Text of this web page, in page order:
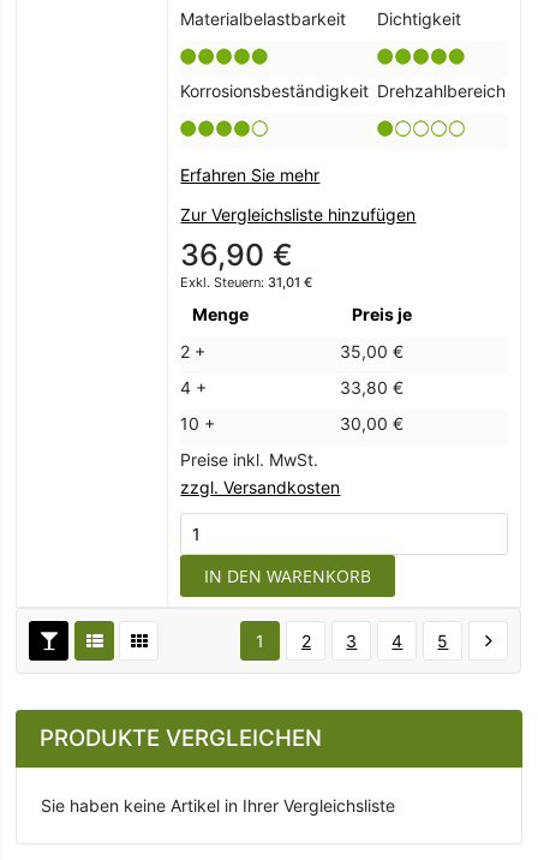
Materialbelastbarkeit
Dichtigkeit
Korrosionsbeständigkeit Drehzahlbereich
Erfahren Sie mehr
Zur Vergleichsliste hinzufügen
36,90 €
31,01 €
Menge
Preis je
2 +
35,00 €
4 +
33,80 €
10 +
30,00 €
Preise inkl. MwSt.
zzgl. Versandkosten
IN DEN WARENKORB
1 2 3 4 5
PRODUKTE VERGLEICHEN
Sie haben keine Artikel in Ihrer Vergleichsliste